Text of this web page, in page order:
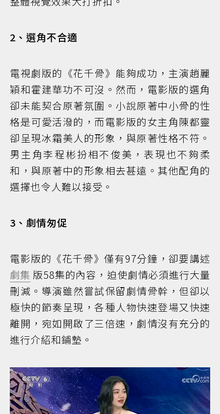
2、選角不合適
電視劇版的《花千骨》能夠成功，主演趙麗
穎和霍建華功不可沒。然而，電影版的選角
卻未能契合原著氛圍。小說原著中小骨的性
格是可愛活潑的，而電影版的女主角陳都靈
卻呈現冰霜美人的形象，與原著性格不符。
男主角李程彬扮相不俊美，表現也不夠柔
和，與原著中的形象相去甚遠。其他配角的
選擇也令人難以接受。
3、劇情匆促
電影版的《花千骨》僅有97分鐘，卻要講述
劇集 版58集的內容，迫使劇情必須進行大量
刪減。導演雖然嘗試保留劇情骨幹，但卻以
極快的節奏呈現，各種人物快速登場又快速
離開，宛如開啟了三倍速，劇情沒有充分的
進行介紹和鋪墊。